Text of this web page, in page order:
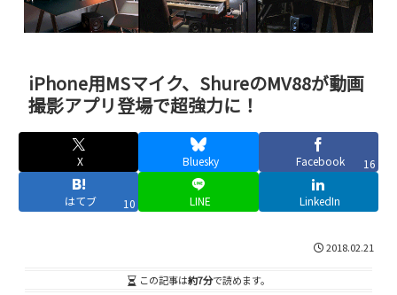
iPhone用MSマイク、ShureのMV88が動画
撮影アプリ登場で超強力に！
X Bluesky Facebook 16
はてブ 10 LINE LinkedIn
2018.02.21
この記事は約7分で読めます。